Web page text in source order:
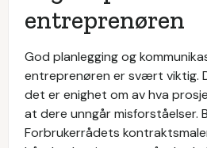
entreprenøren
God planlegging og
entreprenøren er svært viktig.
det er enighet om av hva
at dere unngår misforståelser.
Forbrukerrådets